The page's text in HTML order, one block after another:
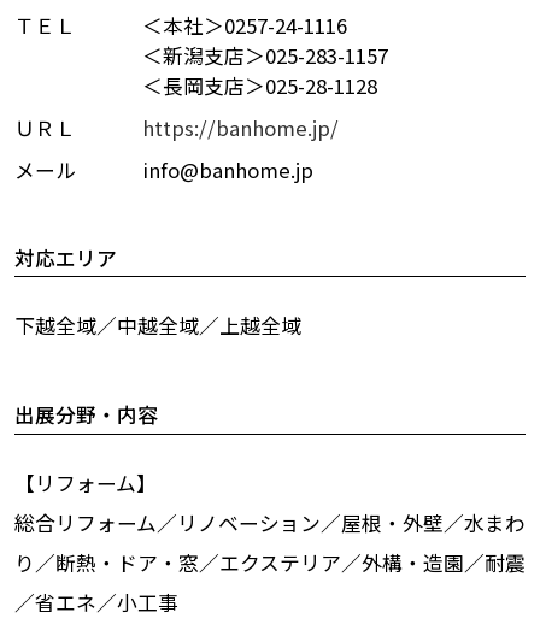
ＴＥＬ
＜本社＞0257-24-1116
＜新潟支店＞025-283-1157
＜長岡支店＞025-28-1128
ＵＲＬ
https://banhome.jp/
メール
info@banhome.jp
対応エリア
下越全域／中越全域／上越全域
出展分野・内容
【リフォーム】
総合リフォーム／リノベーション／屋根・外壁／水まわ
り／断熱・ドア・窓／エクステリア／外構・造園／耐震
／省エネ／小工事